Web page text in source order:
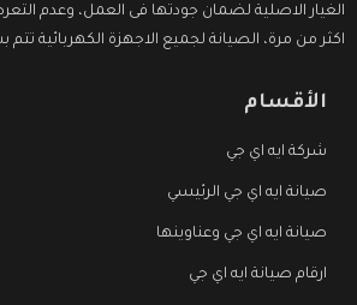
الغيار الاصلية لضمان جودتها فى العمل، وعدم
اكثر من مرة، الصيانة لجميع الاجهزة الكهربائية
الأقسام
شركة ايه اي جي
صيانة ايه اي جي الرئيسي
صيانة ايه اي جي وعناوينها
ارقام صيانة ايه اي جي